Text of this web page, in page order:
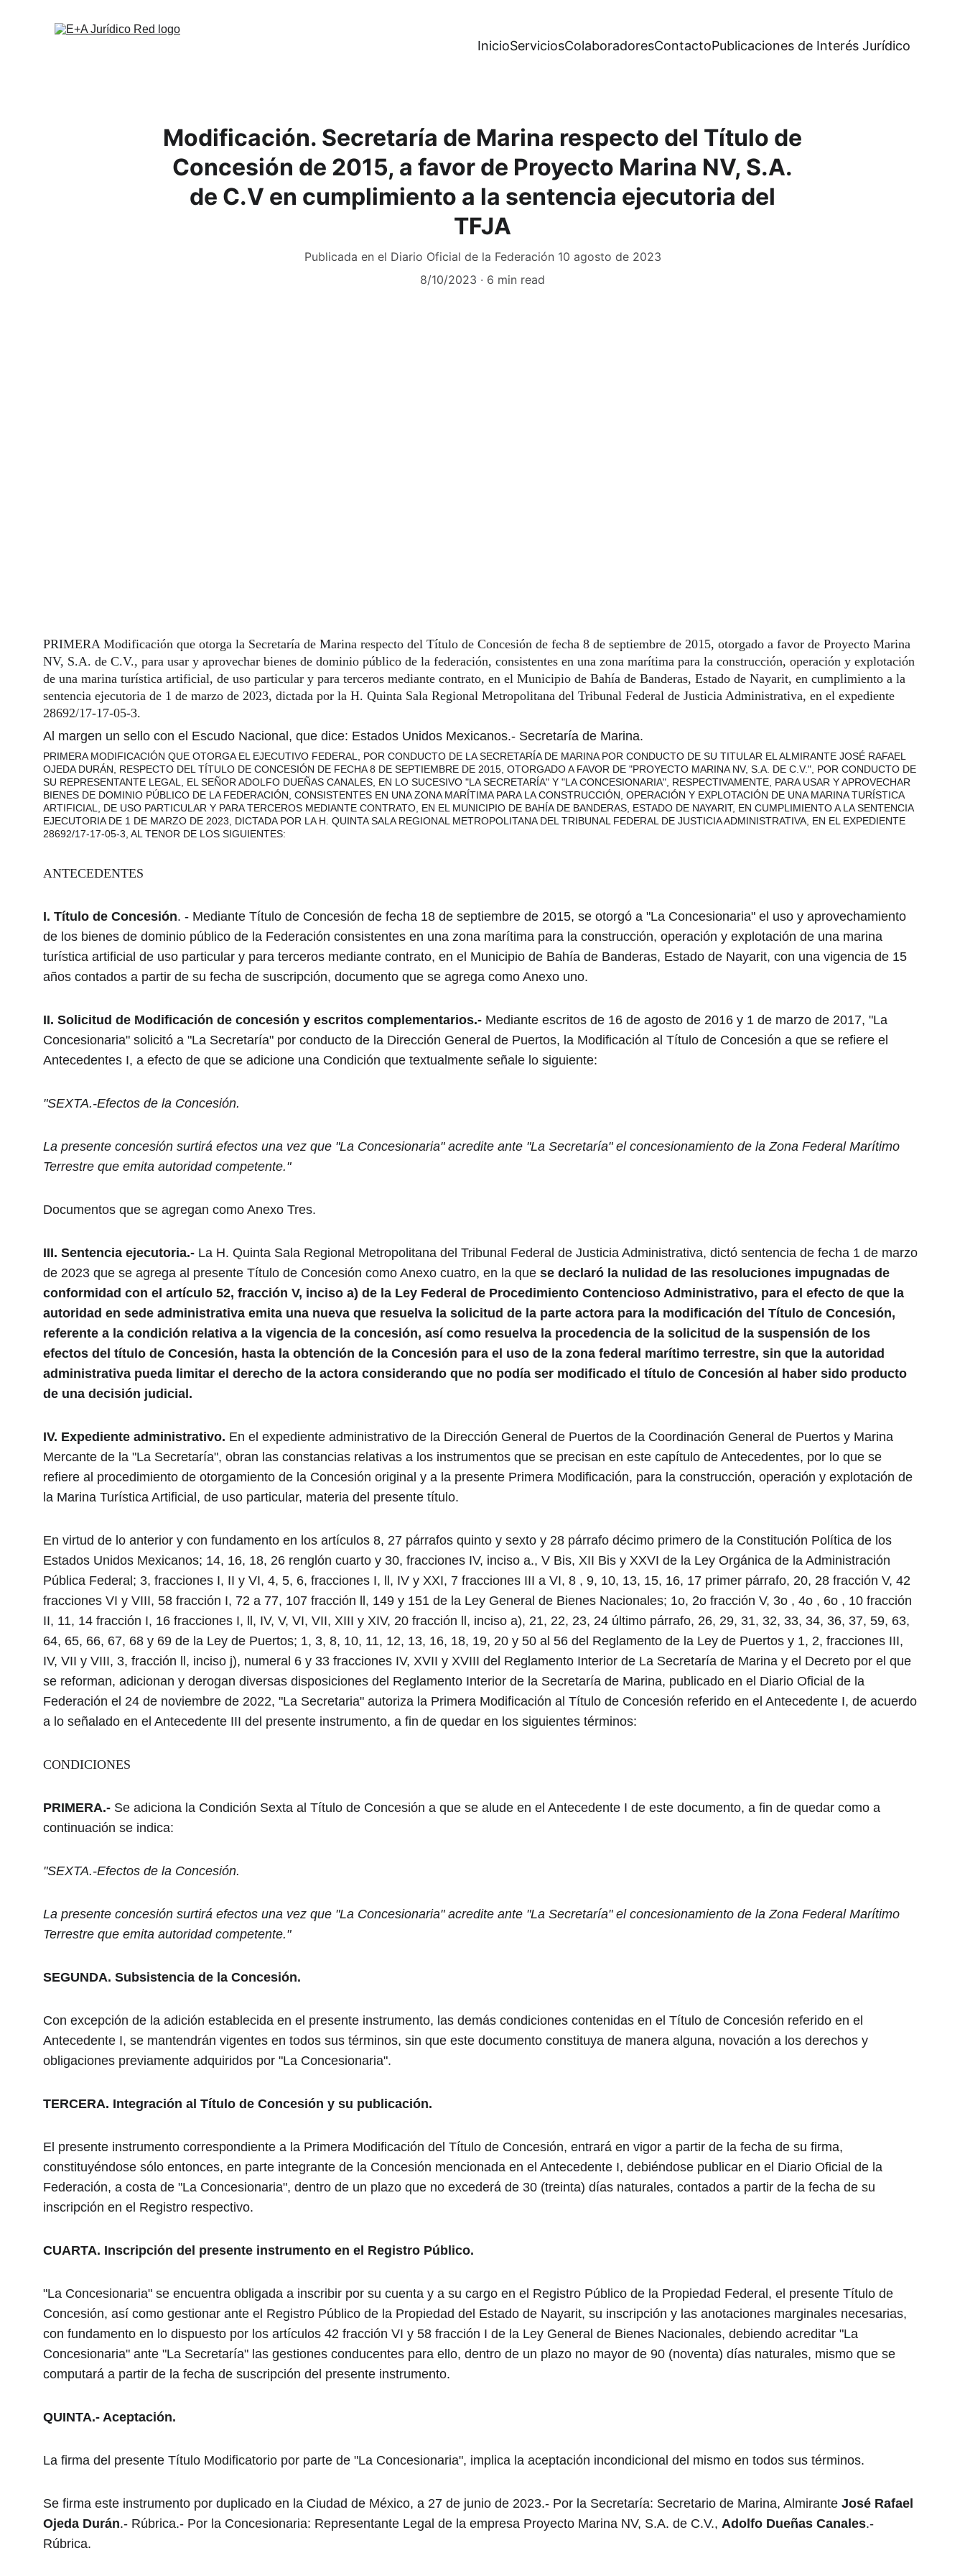
InicioServiciosColaboradoresContactoPublicaciones de Interés Jurídico
Modificación. Secretaría de Marina respecto del Título de
Concesión de 2015, a favor de Proyecto Marina NV, S.A.
de C.V en cumplimiento a la sentencia ejecutoria del
TFJA
Publicada en el Diario Oficial de la Federación 10 agosto de 2023
8/10/2023
6 min read
PRIMERA Modificación que otorga la Secretaría de Marina respecto del Título de Concesión de fecha 8 de septiembre de 2015, otorgado a favor de Proyecto Marina
NV, S.A. de C.V., para usar y aprovechar bienes de dominio público de la federación, consistentes en una zona marítima para la construcción, operación y explotación
de una marina turística artificial, de uso particular y para terceros mediante contrato, en el Municipio de Bahía de Banderas, Estado de Nayarit, en cumplimiento a la
sentencia ejecutoria de 1 de marzo de 2023, dictada por la H. Quinta Sala Regional Metropolitana del Tribunal Federal de Justicia Administrativa, en el expediente
28692/17-17-05-3.
Al margen un sello con el Escudo Nacional, que dice: Estados Unidos Mexicanos.- Secretaría de Marina.
PRIMERA MODIFICACIÓN QUE OTORGA EL EJECUTIVO FEDERAL, POR CONDUCTO DE LA SECRETARÍA DE MARINA POR CONDUCTO DE SU TITULAR EL ALMIRANTE JOSÉ RAFAEL
OJEDA DURÁN, RESPECTO DEL TÍTULO DE CONCESIÓN DE FECHA 8 DE SEPTIEMBRE DE 2015, OTORGADO A FAVOR DE "PROYECTO MARINA NV, S.A. DE C.V.", POR CONDUCTO DE
SU REPRESENTANTE LEGAL, EL SEÑOR ADOLFO DUEÑAS CANALES, EN LO SUCESIVO "LA SECRETARÍA" Y "LA CONCESIONARIA", RESPECTIVAMENTE, PARA USAR Y APROVECHAR
BIENES DE DOMINIO PÚBLICO DE LA FEDERACIÓN, CONSISTENTES EN UNA ZONA MARÍTIMA PARA LA CONSTRUCCIÓN, OPERACIÓN Y EXPLOTACIÓN DE UNA MARINA TURÍSTICA
ARTIFICIAL, DE USO PARTICULAR Y PARA TERCEROS MEDIANTE CONTRATO, EN EL MUNICIPIO DE BAHÍA DE BANDERAS, ESTADO DE NAYARIT, EN CUMPLIMIENTO A LA SENTENCIA
EJECUTORIA DE 1 DE MARZO DE 2023, DICTADA POR LA H. QUINTA SALA REGIONAL METROPOLITANA DEL TRIBUNAL FEDERAL DE JUSTICIA ADMINISTRATIVA, EN EL EXPEDIENTE
28692/17-17-05-3, AL TENOR DE LOS SIGUIENTES:
ANTECEDENTES
I. Título de Concesión. - Mediante Título de Concesión de fecha 18 de septiembre de 2015, se otorgó a "La Concesionaria" el uso y aprovechamiento
de los bienes de dominio público de la Federación consistentes en una zona marítima para la construcción, operación y explotación de una marina
turística artificial de uso particular y para terceros mediante contrato, en el Municipio de Bahía de Banderas, Estado de Nayarit, con una vigencia de 15
años contados a partir de su fecha de suscripción, documento que se agrega como Anexo uno.
II. Solicitud de Modificación de concesión y escritos complementarios.- Mediante escritos de 16 de agosto de 2016 y 1 de marzo de 2017, "La
Concesionaria" solicitó a "La Secretaría" por conducto de la Dirección General de Puertos, la Modificación al Título de Concesión a que se refiere el
Antecedentes I, a efecto de que se adicione una Condición que textualmente señale lo siguiente:
"SEXTA.-Efectos de la Concesión.
La presente concesión surtirá efectos una vez que "La Concesionaria" acredite ante "La Secretaría" el concesionamiento de la Zona Federal Marítimo
Terrestre que emita autoridad competente."
Documentos que se agregan como Anexo Tres.
III. Sentencia ejecutoria.- La H. Quinta Sala Regional Metropolitana del Tribunal Federal de Justicia Administrativa, dictó sentencia de fecha 1 de marzo
de 2023 que se agrega al presente Título de Concesión como Anexo cuatro, en la que se declaró la nulidad de las resoluciones impugnadas de
conformidad con el artículo 52, fracción V, inciso a) de la Ley Federal de Procedimiento Contencioso Administrativo, para el efecto de que la
autoridad en sede administrativa emita una nueva que resuelva la solicitud de la parte actora para la modificación del Título de Concesión,
referente a la condición relativa a la vigencia de la concesión, así como resuelva la procedencia de la solicitud de la suspensión de los
efectos del título de Concesión, hasta la obtención de la Concesión para el uso de la zona federal marítimo terrestre, sin que la autoridad
administrativa pueda limitar el derecho de la actora considerando que no podía ser modificado el título de Concesión al haber sido producto
de una decisión judicial.
IV. Expediente administrativo. En el expediente administrativo de la Dirección General de Puertos de la Coordinación General de Puertos y Marina
Mercante de la "La Secretaría", obran las constancias relativas a los instrumentos que se precisan en este capítulo de Antecedentes, por lo que se
refiere al procedimiento de otorgamiento de la Concesión original y a la presente Primera Modificación, para la construcción, operación y explotación de
la Marina Turística Artificial, de uso particular, materia del presente título.
En virtud de lo anterior y con fundamento en los artículos 8, 27 párrafos quinto y sexto y 28 párrafo décimo primero de la Constitución Política de los
Estados Unidos Mexicanos; 14, 16, 18, 26 renglón cuarto y 30, fracciones IV, inciso a., V Bis, XII Bis y XXVI de la Ley Orgánica de la Administración
Pública Federal; 3, fracciones I, II y VI, 4, 5, 6, fracciones I, ll, IV y XXI, 7 fracciones III a VI, 8 , 9, 10, 13, 15, 16, 17 primer párrafo, 20, 28 fracción V, 42
fracciones VI y VIII, 58 fracción I, 72 a 77, 107 fracción ll, 149 y 151 de la Ley General de Bienes Nacionales; 1o, 2o fracción V, 3o , 4o , 6o , 10 fracción
II, 11, 14 fracción I, 16 fracciones I, ll, IV, V, VI, VII, XIII y XIV, 20 fracción ll, inciso a), 21, 22, 23, 24 último párrafo, 26, 29, 31, 32, 33, 34, 36, 37, 59, 63,
64, 65, 66, 67, 68 y 69 de la Ley de Puertos; 1, 3, 8, 10, 11, 12, 13, 16, 18, 19, 20 y 50 al 56 del Reglamento de la Ley de Puertos y 1, 2, fracciones III,
IV, VII y VIII, 3, fracción ll, inciso j), numeral 6 y 33 fracciones IV, XVII y XVIII del Reglamento Interior de La Secretaría de Marina y el Decreto por el que
se reforman, adicionan y derogan diversas disposiciones del Reglamento Interior de la Secretaría de Marina, publicado en el Diario Oficial de la
Federación el 24 de noviembre de 2022, "La Secretaria" autoriza la Primera Modificación al Título de Concesión referido en el Antecedente I, de acuerdo
a lo señalado en el Antecedente III del presente instrumento, a fin de quedar en los siguientes términos:
CONDICIONES
PRIMERA.- Se adiciona la Condición Sexta al Título de Concesión a que se alude en el Antecedente I de este documento, a fin de quedar como a
continuación se indica:
"SEXTA.-Efectos de la Concesión.
La presente concesión surtirá efectos una vez que "La Concesionaria" acredite ante "La Secretaría" el concesionamiento de la Zona Federal Marítimo
Terrestre que emita autoridad competente."
SEGUNDA. Subsistencia de la Concesión.
Con excepción de la adición establecida en el presente instrumento, las demás condiciones contenidas en el Título de Concesión referido en el
Antecedente I, se mantendrán vigentes en todos sus términos, sin que este documento constituya de manera alguna, novación a los derechos y
obligaciones previamente adquiridos por "La Concesionaria".
TERCERA. Integración al Título de Concesión y su publicación.
El presente instrumento correspondiente a la Primera Modificación del Título de Concesión, entrará en vigor a partir de la fecha de su firma,
constituyéndose sólo entonces, en parte integrante de la Concesión mencionada en el Antecedente I, debiéndose publicar en el Diario Oficial de la
Federación, a costa de "La Concesionaria", dentro de un plazo que no excederá de 30 (treinta) días naturales, contados a partir de la fecha de su
inscripción en el Registro respectivo.
CUARTA. Inscripción del presente instrumento en el Registro Público.
"La Concesionaria" se encuentra obligada a inscribir por su cuenta y a su cargo en el Registro Público de la Propiedad Federal, el presente Título de
Concesión, así como gestionar ante el Registro Público de la Propiedad del Estado de Nayarit, su inscripción y las anotaciones marginales necesarias,
con fundamento en lo dispuesto por los artículos 42 fracción VI y 58 fracción I de la Ley General de Bienes Nacionales, debiendo acreditar "La
Concesionaria" ante "La Secretaría" las gestiones conducentes para ello, dentro de un plazo no mayor de 90 (noventa) días naturales, mismo que se
computará a partir de la fecha de suscripción del presente instrumento.
QUINTA.- Aceptación.
La firma del presente Título Modificatorio por parte de "La Concesionaria", implica la aceptación incondicional del mismo en todos sus términos.
Se firma este instrumento por duplicado en la Ciudad de México, a 27 de junio de 2023.- Por la Secretaría: Secretario de Marina, Almirante José Rafael
Ojeda Durán.- Rúbrica.- Por la Concesionaria: Representante Legal de la empresa Proyecto Marina NV, S.A. de C.V., Adolfo Dueñas Canales.-
Rúbrica.